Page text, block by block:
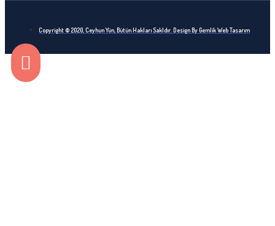
Copyright © 2020, Ceyhun Yün, Bütün Hakları Sakldır. Design By Gemlik Web Tasarım